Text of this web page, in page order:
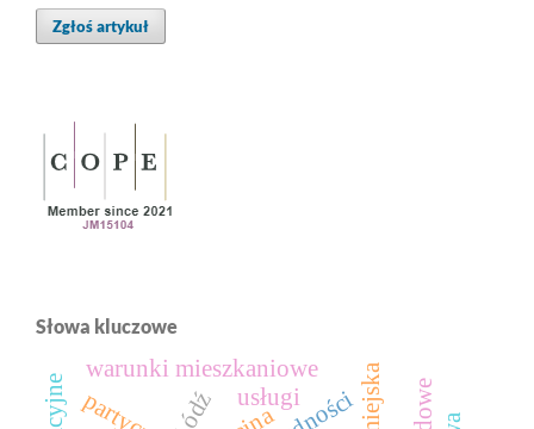
Zgłoś artykuł
Słowa kluczowe
Łódź
warunki mieszkaniowe
usługi